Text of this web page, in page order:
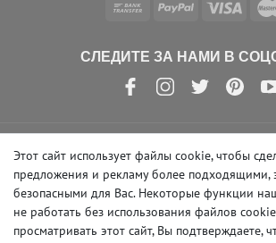
СЛЕДИТЕ ЗА НАМИ В
© Copyright 2026 | e-Delux GmbH
Этот сайт использует файлы cookie, чтобы
предложения и рекламу более
безопасными для Вас. Некоторые функции
не работать без использования файлов
просматривать этот сайт, Вы подтверждаете,